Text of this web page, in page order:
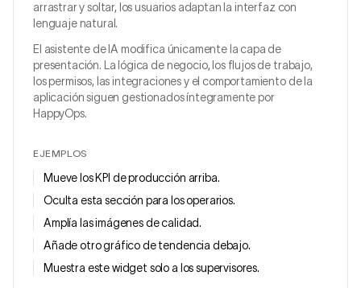
arrastrar y soltar, los usuarios adaptan la interfaz con
lenguaje natural.
El asistente de IA modifica únicamente la capa de
presentación. La lógica de negocio, los flujos de trabajo,
los permisos, las integraciones y el comportamiento de la
aplicación siguen gestionados íntegramente por
HappyOps.
EJEMPLOS
Mueve los KPI de producción arriba.
Oculta esta sección para los operarios.
Amplía las imágenes de calidad.
Añade otro gráfico de tendencia debajo.
Muestra este widget solo a los supervisores.